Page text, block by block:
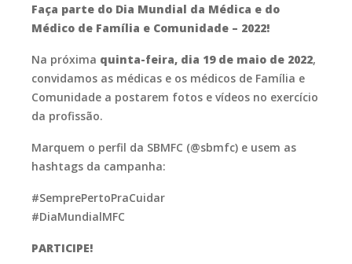
Faça parte do Dia Mundial da Médica e do
Médico de Família e Comunidade – 2022!
Na próxima quinta-feira, dia 19 de maio de 2022,
convidamos as médicas e os médicos de Família e
Comunidade a postarem fotos e vídeos no exercício
da profissão.
Marquem o perfil da SBMFC (@sbmfc) e usem as
hashtags da campanha:
#SemprePertoPraCuidar
#DiaMundialMFC
PARTICIPE!